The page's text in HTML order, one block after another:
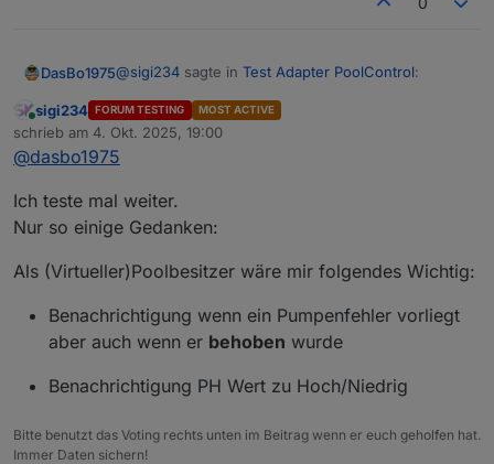
DasBo1975@sigi234 sagte in Test Adapter PoolControl:
@dasbo1975sagte in
ioBroker.poolcontrol – Version 0.1.1
veröffentlicht
startet eine Leistung angeben.
Ich habe da ein Blockly dafür:
blockly´s liegen. Das feuert viel schneller als eine
Messsteckdose.. Aber ich schreibe mir das mal auf,
eine Art Kulanzzeit. So würde die
stattfinden.
Online
sigi234 FORUM TESTING MOST ACTIVE
schrieb am 4. Okt. 2025, 19:00
zuletzt editiert von
@dasbo1975
Ich teste mal weiter.
Nur so einige Gedanken:
Als (Virtueller)Poolbesitzer wäre mir folgendes Wichtig:
Benachrichtigung wenn ein Pumpenfehler vorliegt
aber auch wenn er behoben wurde
Benachrichtigung PH Wert zu Hoch/Niedrig
Bitte benutzt das Voting rechts unten im Beitrag wenn er euch geholfen hat.
Immer Daten sichern!